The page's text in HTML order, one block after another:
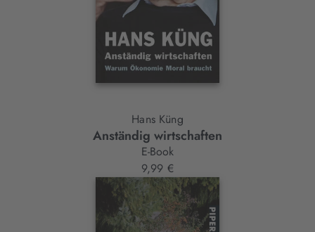
Hans Küng
Anständig wirtschaften
E-Book
9,99 €